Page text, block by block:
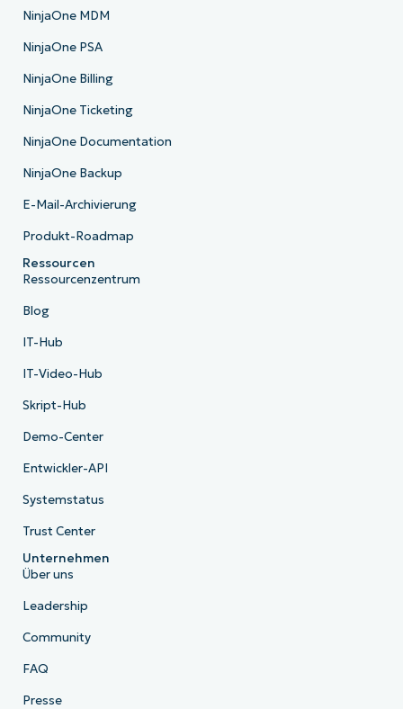
NinjaOne MDM
NinjaOne PSA
NinjaOne Billing
NinjaOne Ticketing
NinjaOne Documentation
NinjaOne Backup
E-Mail-Archivierung
Produkt-Roadmap
Ressourcen
Ressourcenzentrum
Blog
IT-Hub
IT-Video-Hub
Skript-Hub
Demo-Center
Entwickler-API
Systemstatus
Trust Center
Unternehmen
Über uns
Leadership
Community
FAQ
Presse